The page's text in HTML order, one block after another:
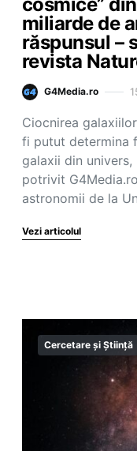
miliarde de
răspunsul –
revista
G4Media.ro
Ciocnirea
fi putut determina
galaxii din univers,
potrivit
astronomii de la
Vezi articolul
Cercetare și Știință